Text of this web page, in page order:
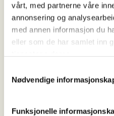
vårt, med partnerne våre
annonsering og
med annen informasjon du
eller som de har samlet inn
Nødvendige
Funksjonelle
Kl. 00.00 - 00.00
Arrangør